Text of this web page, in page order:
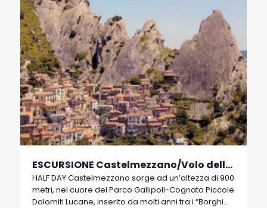
ESCURSIONE Castelmezzano/Volo dell'angelo
HALF DAY Castelmezzano sorge ad un’altezza di 900
metri, nel cuore del Parco Gallipoli-Cognato Piccole
Dolomiti Lucane, inserito da molti anni tra i “Borghi